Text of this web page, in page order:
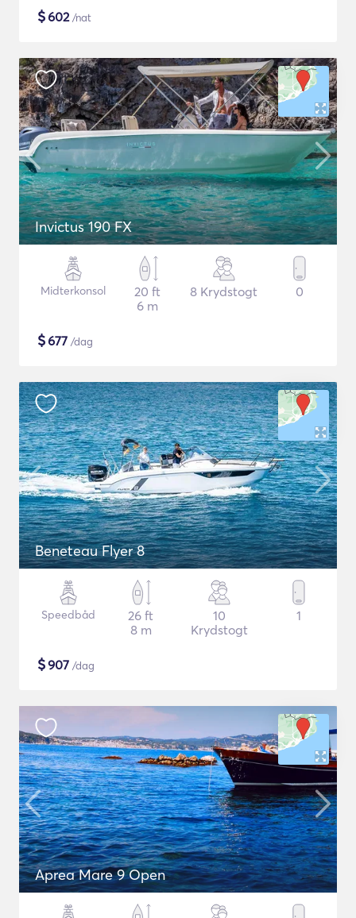
$602/nat
Invictus 190 FX
Midterkonsol
20 ft
6 m
8 Krydstogt 0
$677 /dag
Beneteau Flyer 8
Speedbåd
26 ft
8 m
10
Krydstogt
1
$907 /dag
Aprea Mare 9 Open